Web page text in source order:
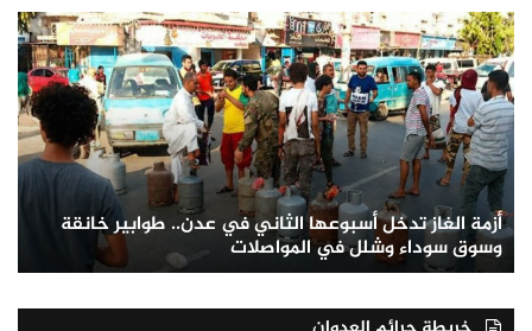
أزمة الغاز تدخل أسبوعها الثاني في عدن.. طوابير خانقة
وسوق سوداء وشلل في المواصلات